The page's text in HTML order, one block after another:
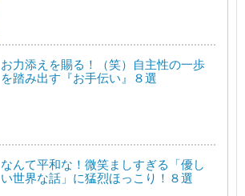
お力添えを賜る！（笑）自主性の一歩
を踏み出す『お手伝い』８選
なんて平和な！微笑ましすぎる「優し
い世界な話」に猛烈ほっこり！８選